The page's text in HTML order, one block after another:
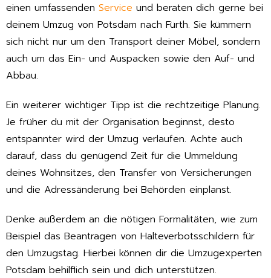
einen umfassenden Service und beraten dich gerne bei
deinem Umzug von Potsdam nach Fürth. Sie kümmern
sich nicht nur um den Transport deiner Möbel, sondern
auch um das Ein- und Auspacken sowie den Auf- und
Abbau.
Ein weiterer wichtiger Tipp ist die rechtzeitige Planung.
Je früher du mit der Organisation beginnst, desto
entspannter wird der Umzug verlaufen. Achte auch
darauf, dass du genügend Zeit für die Ummeldung
deines Wohnsitzes, den Transfer von Versicherungen
und die Adressänderung bei Behörden einplanst.
Denke außerdem an die nötigen Formalitäten, wie zum
Beispiel das Beantragen von Halteverbotsschildern für
den Umzugstag. Hierbei können dir die Umzugexperten
Potsdam behilflich sein und dich unterstützen.